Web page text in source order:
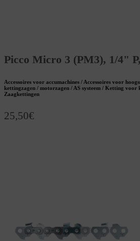
Picco Micro 3 (PM3), 1/4"
Accessoires voor accumachines / Accessoires voor
kettingzagen / motorzagen / AS systeem / Ketting voor
Zaagkettingen
25,50€